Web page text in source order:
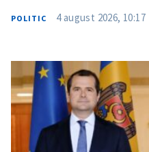
POLITIC 4 august 2026, 10:17